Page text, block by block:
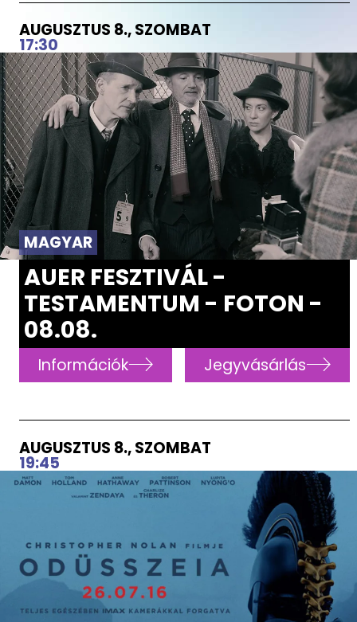
AUGUSZTUS 8., SZOMBAT
17:30
MAGYAR
AUER FESZTIVÁL -
TESTAMENTUM - FOTON -
08.08.
Információk Jegyvásárlás
AUGUSZTUS 8., SZOMBAT
19:45